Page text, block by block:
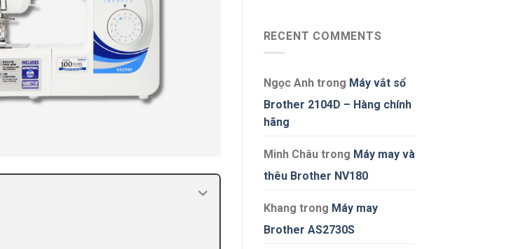
RECENT COMMENTS
Ngọc Anhtrong Máy vắt sổ
Brother 2104D – Hàng chính
hãng
Minh Châutrong Máy may và
thêu Brother NV180
Khang trong Máy may
Brother AS2730S